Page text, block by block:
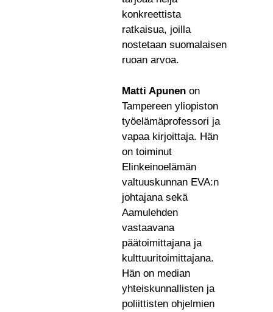
konkreettista
ratkaisua, joilla
nostetaan suomalaisen
ruoan arvoa.
Matti Apunen on
Tampereen yliopiston
työelämäprofessori ja
vapaa kirjoittaja. Hän
on toiminut
Elinkeinoelämän
valtuuskunnan EVA:n
johtajana sekä
Aamulehden
vastaavana
päätoimittajana ja
kulttuuritoimittajana.
Hän on median
yhteiskunnallisten ja
poliittisten ohjelmien